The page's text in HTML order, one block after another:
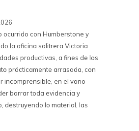
OPINIÓN
«Barros
por Daniel
ocurrido con Humberstone y
la oficina salitrera Victoria
productivas, a fines de los
prácticamente arrasada, con
incomprensible, en el vano
borrar toda evidencia y
destruyendo lo material, las